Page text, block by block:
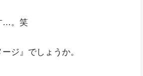
…。笑
ジ』でしょうか。